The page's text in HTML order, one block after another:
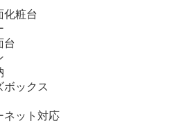
化粧台
台
ボックス
ネット対応